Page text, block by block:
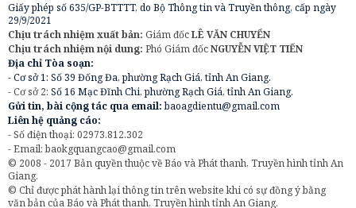
Giấy phép số 635/GP-BTTTT, do Bộ Thông tin và Truyền thông, cấp ngày
29/9/2021
Chịu trách nhiệm xuất bản: Giám đốcLÊ VĂN CHUYỂN
Chịu trách nhiệm nội dung: Phó Giám đốcNGUYỄN VIỆT TIẾN
Địa chỉ Tòa soạn:
- Cơ sở 1: Số 39 Đống Đa, phường Rạch Giá, tỉnh An Giang.
- Cơ sở 2: Số 16 Mạc Đĩnh Chi, phường Rạch Giá, tỉnh An Giang.
Gửi tin, bài cộng tác qua email:baoagdientu@gmail.com
Liên hệ quảng cáo:
- Số điện thoại: 02973.812.302
- Email:baokgquangcao@gmail.com
© 2008 - 2017 Bản quyền thuộc về Báo và Phát thanh, Truyền hình tỉnh An
Giang.
© Chỉ được phát hành lại thông tin trên website khi có sự đồng ý bằng
văn bản của Báo và Phát thanh, Truyền hình tỉnh An Giang.